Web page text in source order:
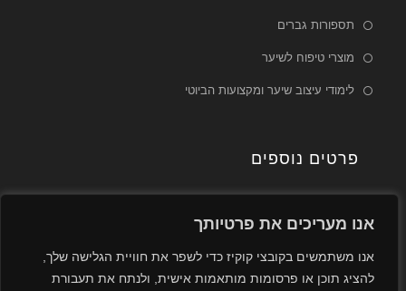
אנו מעריכים את פרטיותך
אנו משתמשים בקובצי קוקיז כדי לשפר את חוויית הגלישה שלך,
להציג תוכן או פרסומות מותאמות אישית, ולנתח את תעבורת
תספורות גברים
מוצרי טיפוח לשיער
לימודי עיצוב שיער ומקצועות הביוטי
פרטים נוספים
רשימת סניפים